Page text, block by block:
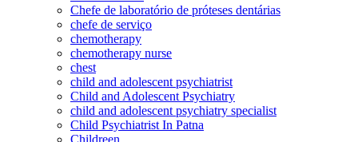
Chefe de laboratório de próteses dentárias
chefe de serviço
chemotherapy
chemotherapy nurse
chest
child and adolescent psychiatrist
Child and Adolescent Psychiatry
child and adolescent psychiatry specialist
Child Psychiatrist In Patna
Childreen